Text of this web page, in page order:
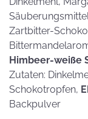
Zartbitter-
Himbeer-weiße
Zutaten:
Schokotropfen,
Backpulver